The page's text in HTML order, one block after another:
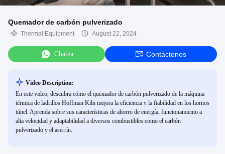
Quemador de carbón pulverizado
Thermal Equipment August 22, 2024
Chatea Contáctenos
Video Description:
En este video, descubra cómo el quemador de carbón pulverizado de la máquina
térmica de ladrillos Hoffman Kiln mejora la eficiencia y la fiabilidad en los hornos
túnel. Aprenda sobre sus características de ahorro de energía, funcionamiento a
alta velocidad y adaptabilidad a diversos combustibles como el carbón
pulverizado y el aserrín.